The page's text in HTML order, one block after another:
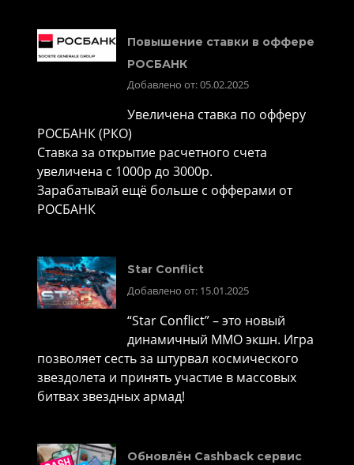
Повышение ставки в оффере
РОСБАНК
Добавлено от: 05.02.2025
Увеличена ставка по офферу
РОСБАНК (РКО)
Ставка за открытие расчетного счета
увеличена с 1000р до 3000р.
Зарабатывай ещё больше с офферами от
РОСБАНК
Star Conflict
Добавлено от: 15.01.2025
“Star Conflict” – это новый
динамичный MMO экшн. Игра
позволяет сесть за штурвал космического
звездолета и принять участие в массовых
битвах звездных армад!
Обновлён Cashback сервис